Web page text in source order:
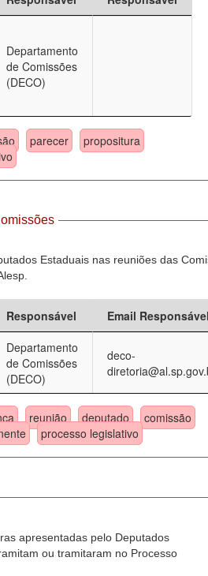
Departamento
de Comissões
(DECO)
parecer
propositura
Estaduais nas reuniões das
Responsável
Email
Departamento
de Comissões
(DECO)
deco-
reunião deputado
comissão
processo legislativo
apresentadas pelo Deputados
ou tramitaram no Processo